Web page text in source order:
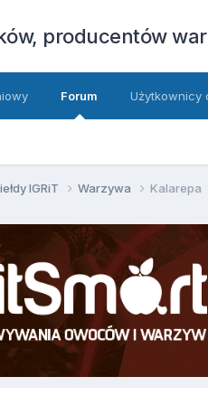
producentów
Forum Użytkownicy
IGRiT Warzywa Kalarepa